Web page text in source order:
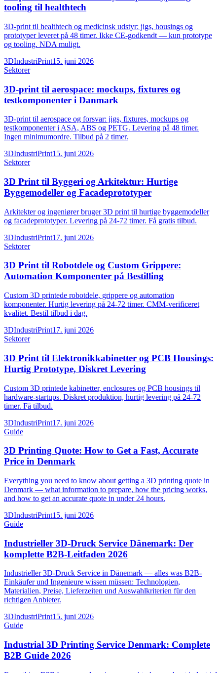
tooling til healthtech
3D-print til healthtech og medicinsk udstyr: jigs, housings og
prototyper leveret på 48 timer. Ikke CE-godkendt — kun prototype
og tooling. NDA muligt.
3DIndustriPrint15. juni 2026
Sektorer
3D-print til aerospace: mockups, fixtures og
testkomponenter i Danmark
3D-print til aerospace og forsvar: jigs, fixtures, mockups og
testkomponenter i ASA, ABS og PETG. Levering på 48 timer.
Ingen minimumordre. Tilbud på 2 timer.
3DIndustriPrint15. juni 2026
Sektorer
3D Print til Byggeri og Arkitektur: Hurtige
Byggemodeller og Facadeprototyper
Arkitekter og ingeniører bruger 3D print til hurtige byggemodeller
og facadeprototyper. Levering på 24-72 timer. Få gratis tilbud.
3DIndustriPrint17. juni 2026
Sektorer
3D Print til Robotdele og Custom Grippere:
Automation Komponenter på Bestilling
Custom 3D printede robotdele, grippere og automation
komponenter. Hurtig levering på 24-72 timer. CMM-verificeret
kvalitet. Bestil tilbud i dag.
3DIndustriPrint17. juni 2026
Sektorer
3D Print til Elektronikkabinetter og PCB Housings:
Hurtig Prototype, Diskret Levering
Custom 3D printede kabinetter, enclosures og PCB housings til
hardware-startups. Diskret produktion, hurtig levering på 24-72
timer. Få tilbud.
3DIndustriPrint17. juni 2026
Guide
3D Printing Quote: How to Get a Fast, Accurate
Price in Denmark
Everything you need to know about getting a 3D printing quote in
Denmark — what information to prepare, how the pricing works,
and how to get an accurate quote in under 24 hours.
3DIndustriPrint15. juni 2026
Guide
Industrieller 3D-Druck Service Dänemark: Der
komplette B2B-Leitfaden 2026
Industrieller 3D-Druck Service in Dänemark — alles was B2B-
Einkäufer und Ingenieure wissen müssen: Technologien,
Materialien, Preise, Lieferzeiten und Auswahlkriterien für den
richtigen Anbieter.
3DIndustriPrint15. juni 2026
Guide
Industrial 3D Printing Service Denmark: Complete
B2B Guide 2026